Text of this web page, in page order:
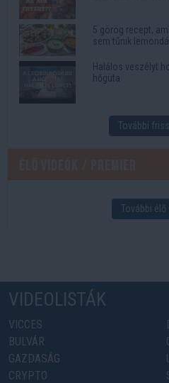
5 görög recept,
sem tűnik
Halálos veszélyt
hőguta
További
További élő
VIDEOLISTÁK
VICCES
BULVÁR
GAZDASÁG
CRYPTO